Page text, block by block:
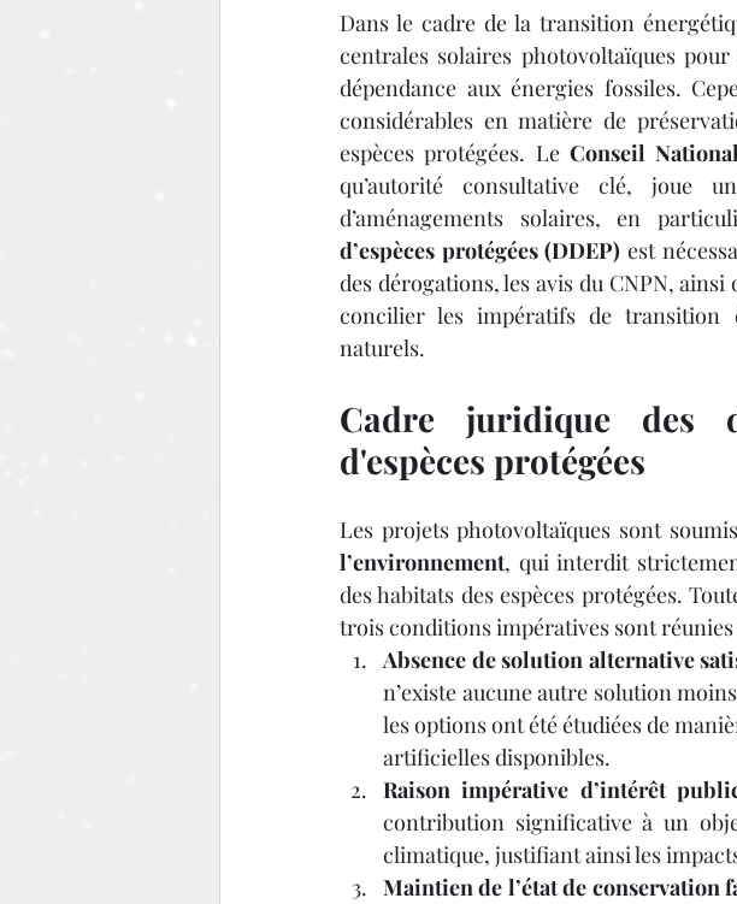
Dans le cadre de la transition
centrales solaires photovoltaïques
dépendance aux énergies fossiles.
considérables en matière de
espèces protégées. Le Conseil
qu’autorité consultative clé, joue
d’aménagements solaires, en
d’espèces protégées (DDEP) est
des dérogations, les avis du CNPN,
concilier les impératifs de transition
naturels.
Cadre juridique des
d'espèces protégées
Les projets photovoltaïques sont
l’environnement, qui interdit
des habitats des espèces protégées.
trois conditions impératives sont réunies
Absence de solution alternative
n’existe aucune autre solution
les options ont été étudiées de
artificielles disponibles.
Raison impérative d’intérêt
contribution significative à un
climatique, justifiant ainsi les
Maintien de l’état de conservation